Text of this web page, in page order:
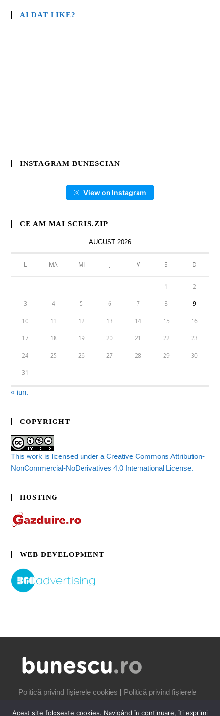
AI DAT LIKE?
INSTAGRAM BUNESCIAN
View on Instagram
CE AM MAI SCRIS.ZIP
AUGUST 2026
L MA MI J V S D
1 2
3 4 5 6 7 8 9
10 11 12 13 14 15 16
17 18 19 20 21 22 23
24 25 26 27 28 29 30
31
« iun.
COPYRIGHT
This work is licensed under a Creative Commons Attribution-
NonCommercial-NoDerivatives 4.0 International License.
HOSTING
WEB DEVELOPMENT
Politică privind fișierele cookies | Politică privind fișierele
Acest site folosește cookies. Navigând în continuare, îți exprimi